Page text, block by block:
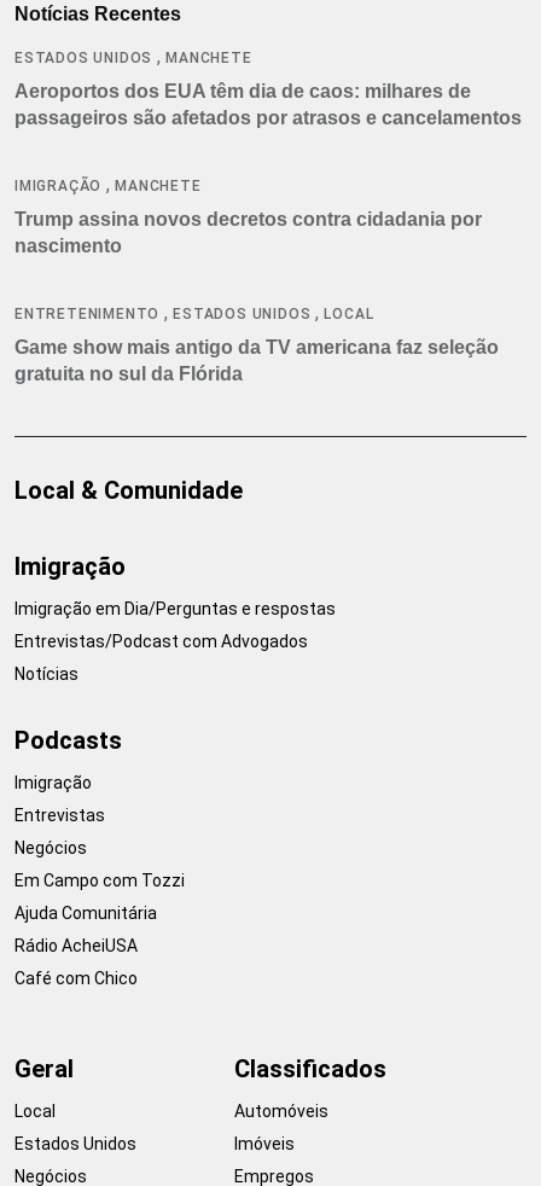
Notícias Recentes
ESTADOS UNIDOS ,MANCHETE
Aeroportos dos EUA têm dia de caos: milhares de
passageiros são afetados por atrasos e cancelamentos
IMIGRAÇÃO ,MANCHETE
Trump assina novos decretos contra cidadania por
nascimento
ENTRETENIMENTO ,ESTADOS UNIDOS ,LOCAL
Game show mais antigo da TV americana faz seleção
gratuita no sul da Flórida
Local & Comunidade
Imigração
Imigração em Dia/Perguntas e respostas
Entrevistas/Podcast com Advogados
Notícias
Podcasts
Imigração
Entrevistas
Negócios
Em Campo com Tozzi
Ajuda Comunitária
Rádio AcheiUSA
Café com Chico
Geral
Local
Estados Unidos
Negócios
Classificados
Automóveis
Imóveis
Empregos